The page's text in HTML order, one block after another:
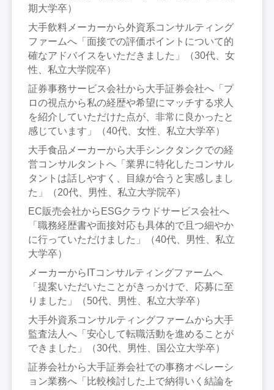
期大学卒）
大手飲料メーカーから外資系コンサルティング
ファームへ「面接での評価ポイントについて的
確なアドバイスをいただきました」（30代、女
性、私立大学院卒）
証券事務サービス会社から大手証券会社へ「プ
ロの視点から私の経歴や希望にマッチする求人
を紹介していただけた点が、非常に良かったと
感じています」（40代、女性、私立大学卒）
大手食品メーカーから大手シンクタンクでの経
営コンサルタントへ「業界に特化したコンサル
タントは話しやすく、目線が合うと実感しまし
た」（20代、男性、私立大学院卒）
EC販売会社からESGクラウドサービス会社へ
「職務経歴書や面接対応も具体的で且つ細やか
に行っていただけました」（40代、男性、私立
大学卒）
メーカーからITコンサルティングファームへ
「提案いただいたことがきっかけで、応募に至
りました」（50代、男性、私立大学卒）
大手外資系コンサルティングファームから大手
監査法人へ「安心して転職活動を進めることが
できました」（30代、男性、国公立大学卒）
証券会社から大手証券会社での事務オペレーシ
ョン業務へ「比較検討した上で納得いく結論を